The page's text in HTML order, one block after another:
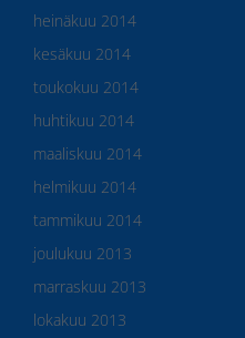
heinäkuu 2014
kesäkuu 2014
toukokuu 2014
huhtikuu 2014
maaliskuu 2014
helmikuu 2014
tammikuu 2014
joulukuu 2013
marraskuu 2013
lokakuu 2013